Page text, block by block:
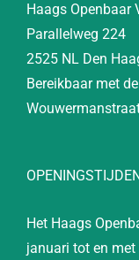
Haags Openbaar
Parallelweg 224
2525 NL Den
Bereikbaar met
Het Haags
januari tot en